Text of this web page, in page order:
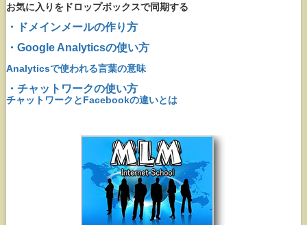
お気に入りをドロップボックスで同期する
・ドメインメールの作り方
・Google Analyticsの使い方
Analyticsで使われる言葉の意味
・チャットワークの使い方
チャットワークとFacebookの違いとは